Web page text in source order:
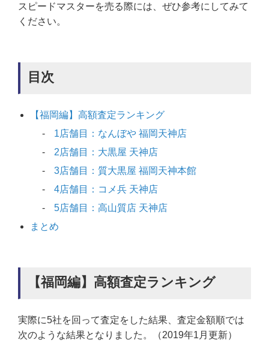
スピードマスターを売る際には、ぜひ参考にしてみて
ください。
目次
【福岡編】高額査定ランキング
1店舗目：なんぼや 福岡天神店
2店舗目：大黒屋 天神店
3店舗目：質大黒屋 福岡天神本館
4店舗目：コメ兵 天神店
5店舗目：高山質店 天神店
まとめ
【福岡編】高額査定ランキング
実際に5社を回って査定をした結果、査定金額順では
次のような結果となりました。（2019年1月更新）